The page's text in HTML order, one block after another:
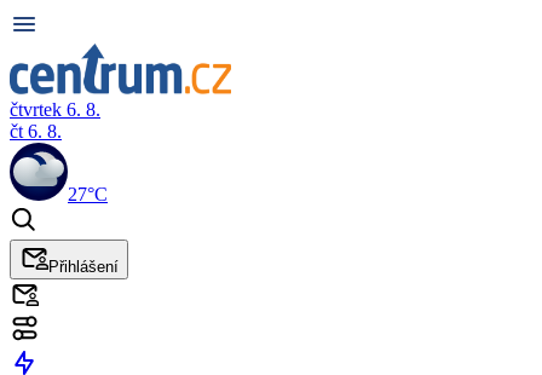
čtvrtek 6. 8.
čt 6. 8.
27°C
Přihlášení